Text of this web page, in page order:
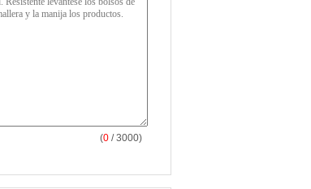
(0 / 3000)